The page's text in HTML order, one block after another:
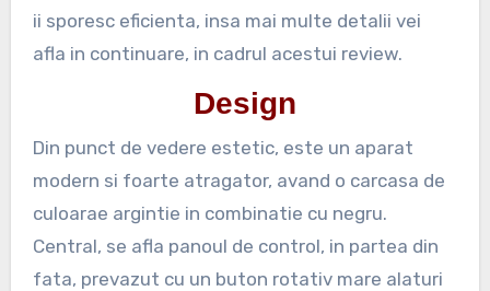
ii sporesc eficienta, insa mai multe detalii vei
afla in continuare, in cadrul acestui review.
Design
Din punct de vedere estetic, este un aparat
modern si foarte atragator, avand o carcasa de
culoarae argintie in combinatie cu negru.
Central, se afla panoul de control, in partea din
fata, prevazut cu un buton rotativ mare alaturi